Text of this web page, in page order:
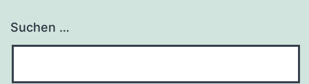
Suchen …